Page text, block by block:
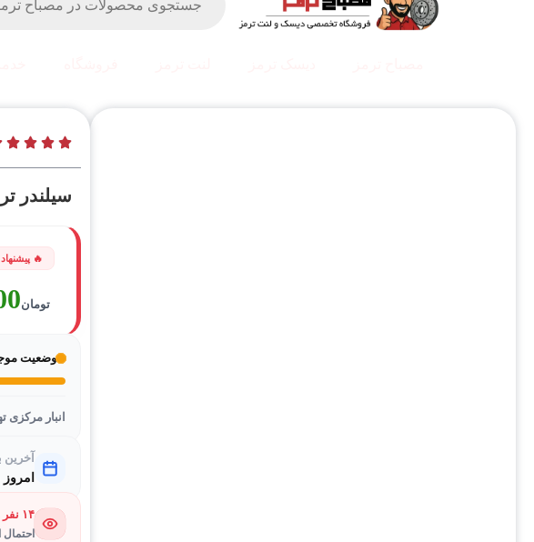
سیلندر
تومان
وضعیت
انبار مرکزی
امروز
۱۴ نفر
احتمال